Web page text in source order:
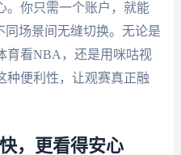
。你只需一个账户，就能
同场景间无缝切换。无论是
育看NBA，还是用咪咕视
种便利性，让观赛真正融
，更看得安心